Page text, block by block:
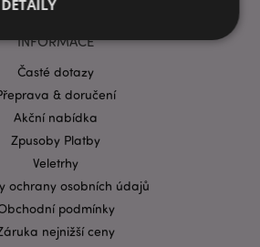
INFORMACE
Časté dotazy
& doručení
Akční nabídka
Zpusoby Platby
Veletrhy
ochrany osobních údajů
podmínky
nejnižší ceny
nutné soubory
souborů
Funkční
soubory cookie umožňují základní
stránek, jako je přihlášení
účtu. Bez nezbytně nutných
nelze webovou stránku správně